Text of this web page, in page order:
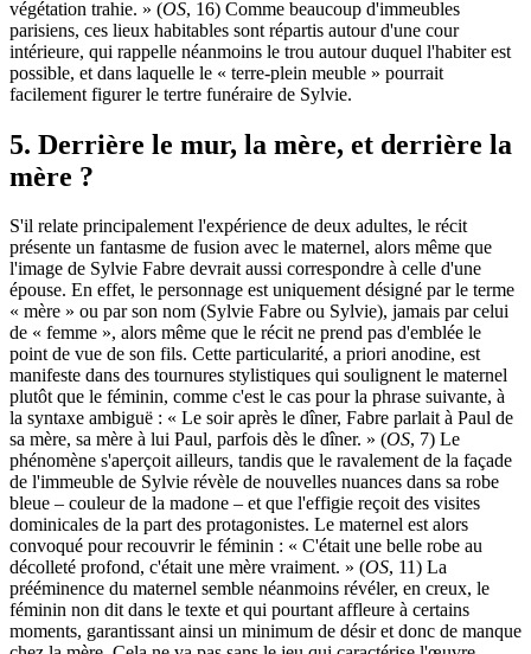
végétation trahie. » (OS, 16) Comme beaucoup d'immeubles
parisiens, ces lieux habitables sont répartis autour d'une cour
intérieure, qui rappelle néanmoins le trou autour duquel l'habiter est
possible, et dans laquelle le « terre-plein meuble » pourrait
facilement figurer le tertre funéraire de Sylvie.
5. Derrière le mur, la mère, et derrière la
mère ?
S'il relate principalement l'expérience de deux adultes, le récit
présente un fantasme de fusion avec le maternel, alors même que
l'image de Sylvie Fabre devrait aussi correspondre à celle d'une
épouse. En effet, le personnage est uniquement désigné par le terme
« mère » ou par son nom (Sylvie Fabre ou Sylvie), jamais par celui
de « femme », alors même que le récit ne prend pas d'emblée le
point de vue de son fils. Cette particularité, a priori anodine, est
manifeste dans des tournures stylistiques qui soulignent le maternel
plutôt que le féminin, comme c'est le cas pour la phrase suivante, à
la syntaxe ambiguë : « Le soir après le dîner, Fabre parlait à Paul de
sa mère, sa mère à lui Paul, parfois dès le dîner. » (OS, 7) Le
phénomène s'aperçoit ailleurs, tandis que le ravalement de la façade
de l'immeuble de Sylvie révèle de nouvelles nuances dans sa robe
bleue – couleur de la madone – et que l'effigie reçoit des visites
dominicales de la part des protagonistes. Le maternel est alors
convoqué pour recouvrir le féminin : « C'était une belle robe au
décolleté profond, c'était une mère vraiment. » (OS, 11) La
prééminence du maternel semble néanmoins révéler, en creux, le
féminin non dit dans le texte et qui pourtant affleure à certains
moments, garantissant ainsi un minimum de désir et donc de manque